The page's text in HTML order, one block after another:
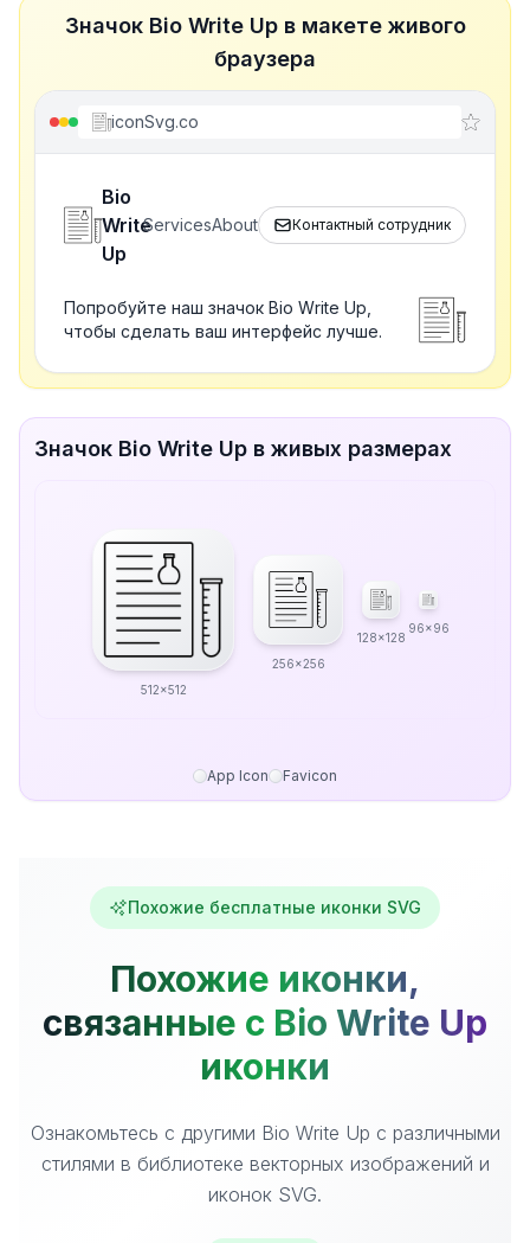
Значок Bio Write Up в макете живого
браузера
iconSvg.co
Bio
Write
Up
ServicesAbout Контактный сотрудник
Попробуйте наш значок Bio Write Up,
чтобы сделать ваш интерфейс лучше.
Значок Bio Write Up в живых размерах
512x512
256x256
128x128
96x96
App Icon Favicon
Похожие бесплатные иконки SVG
Похожие иконки,
связанные с Bio Write Up
иконки
Ознакомьтесь с другими Bio Write Up с различными
стилями в библиотеке векторных изображений и
иконок SVG.